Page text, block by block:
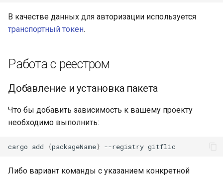
В качестве данных для авторизации используется
транспортный токен.
Работа с реестром
Добавление и установка пакета
Что бы добавить зависимость к вашему проекту
необходимо выполнить:
cargo add {packageName} --registry
Либо вариант команды с указанием конкретной